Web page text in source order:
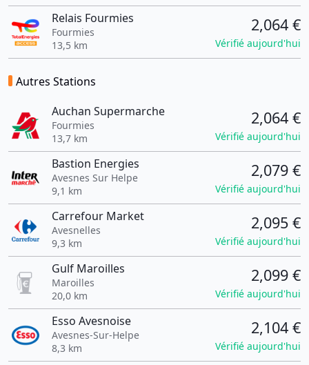
Relais Fourmies
Fourmies
13,5 km
2,064 €
Vérifié aujourd'hui
Autres Stations
Auchan Supermarche
Fourmies
13,7 km
2,064 €
Vérifié aujourd'hui
Bastion Energies
Avesnes Sur Helpe
9,1 km
2,079 €
Vérifié aujourd'hui
Carrefour Market
Avesnelles
9,3 km
2,095 €
Vérifié aujourd'hui
Gulf Maroilles
Maroilles
20,0 km
2,099 €
Vérifié aujourd'hui
Esso Avesnoise
Avesnes-Sur-Helpe
8,3 km
2,104 €
Vérifié aujourd'hui